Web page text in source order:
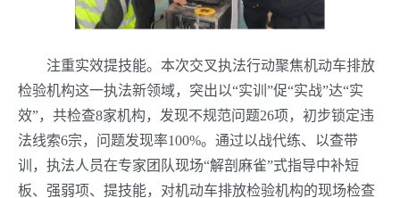
注重实效提技能。本次交叉执法行动聚焦机动车排放
检验机构这一执法新领域，突出以“实训”促“实战”达“实
效”，共检查8家机构，发现不规范问题26项，初步锁定违
法线索6宗，问题发现率100%。通过以战代练、以查带
训，执法人员在专家团队现场“解剖麻雀”式指导中补短
板、强弱项、提技能，对机动车排放检验机构的现场检查